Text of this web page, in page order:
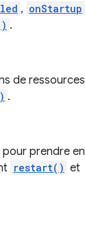
, onStartup
.
de ressources
.
prendre en
restart() et